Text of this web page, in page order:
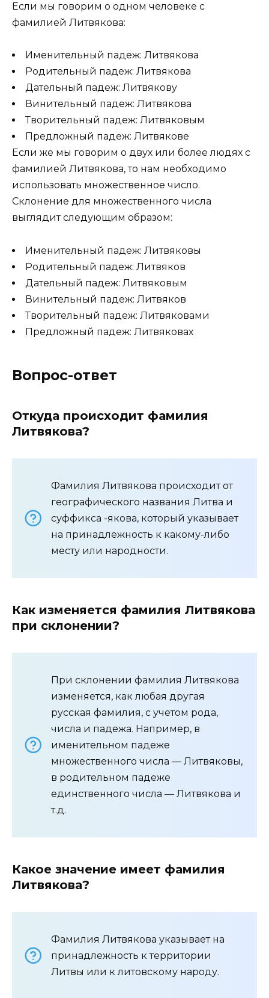
Если мы говорим о одном человеке с
фамилией Литвякова:
Именительный падеж: Литвякова
Родительный падеж: Литвякова
Дательный падеж: Литвякову
Винительный падеж: Литвякова
Творительный падеж: Литвяковым
Предложный падеж: Литвякове
Если же мы говорим о двух или более людях с
фамилией Литвякова, то нам необходимо
использовать множественное число.
Склонение для множественного числа
выглядит следующим образом:
Именительный падеж: Литвяковы
Родительный падеж: Литвяков
Дательный падеж: Литвяковым
Винительный падеж: Литвяков
Творительный падеж: Литвяковами
Предложный падеж: Литвяковах
Вопрос-ответ
Откуда происходит фамилия
Литвякова?
Фамилия Литвякова происходит от
географического названия Литва и
суффикса -якова, который указывает
на принадлежность к какому-либо
месту или народности.
Как изменяется фамилия Литвякова
при склонении?
При склонении фамилия Литвякова
изменяется, как любая другая
русская фамилия, с учетом рода,
числа и падежа. Например, в
именительном падеже
множественного числа — Литвяковы,
в родительном падеже
единственного числа — Литвякова и
т.д.
Какое значение имеет фамилия
Литвякова?
Фамилия Литвякова указывает на
принадлежность к территории
Литвы или к литовскому народу.